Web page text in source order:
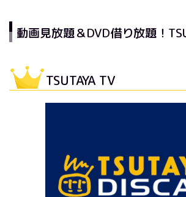
動画見放題＆DVD借り放題！
TSUTAYA TV